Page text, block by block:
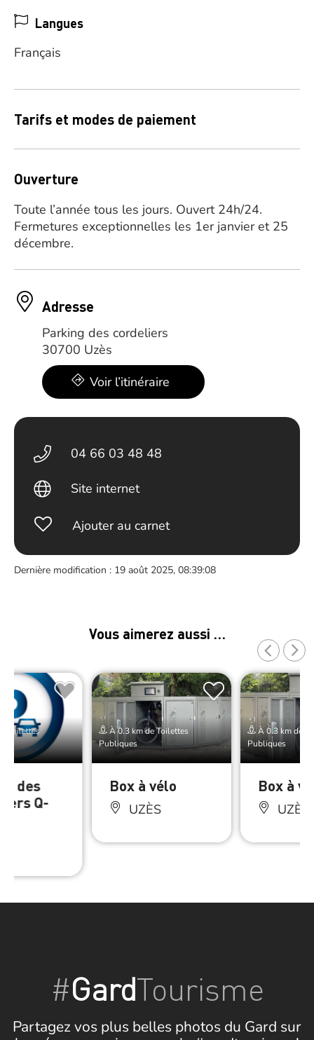
Langues
Français
Tarifs et modes de paiement
Ouverture
Toute l’année tous les jours. Ouvert 24h/24.
Fermetures exceptionnelles les 1er janvier et 25
décembre.
Adresse
Parking des cordeliers
30700 Uzès
Voir l’itinéraire
04 66 03 48 48
Site internet
Ajouter au carnet
Dernière modification : 19 août 2025, 08:39:08
Vous aimerez aussi …
Toilettes
des
Q-
À 0.3 km de Toilettes
Publiques
Box à vélo
UZÈS
À 0.3 km de
Publiques
Box à
UZÈS
#GardTourisme
Partagez vos plus belles photos du Gard sur